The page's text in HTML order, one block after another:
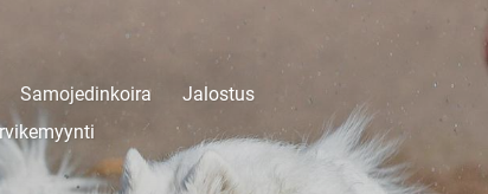
Samojedinkoira
Jalostus